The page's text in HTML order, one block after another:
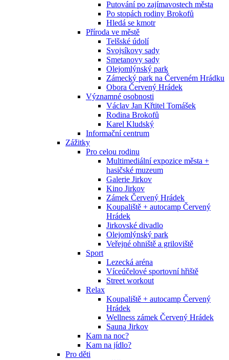
Putování po zajímavostech města
Po stopách rodiny Brokofů
Hledá se kmotr
Příroda ve městě
Telšské údolí
Svojsíkovy sady
Smetanovy sady
Olejomlýnský park
Zámecký park na Červeném Hrádku
Obora Červený Hrádek
Významné osobnosti
Václav Jan Křtitel Tomášek
Rodina Brokofů
Karel Kludský
Informační centrum
Zážitky
Pro celou rodinu
Multimediální expozice města +
hasičské muzeum
Galerie Jirkov
Kino Jirkov
Zámek Červený Hrádek
Koupaliště + autocamp Červený
Hrádek
Jirkovské divadlo
Olejomlýnský park
Veřejné ohniště a griloviště
Sport
Lezecká aréna
Víceúčelové sportovní hřiště
Street workout
Relax
Koupaliště + autocamp Červený
Hrádek
Wellness zámek Červený Hrádek
Sauna Jirkov
Kam na noc?
Kam na jídlo?
Pro děti